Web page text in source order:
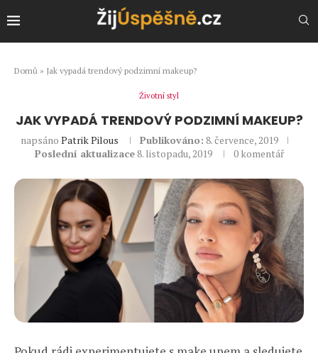
Domů » Jak vypadá trendový podzimní makeup?
Životní styl
JAK VYPADÁ TRENDOVÝ PODZIMNÍ MAKEUP?
napsáno Patrik Pilous Publikováno: 8. července, 2019
Poslední aktualizace8. listopadu, 2019 0 komentář